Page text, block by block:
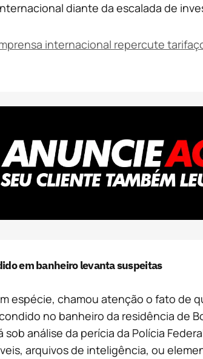
diante da escalada de
internacional repercute
em banheiro levanta suspeitas
espécie, chamou atenção o fato de
no banheiro da residência de
sob análise da perícia da Polícia
arquivos de inteligência, ou